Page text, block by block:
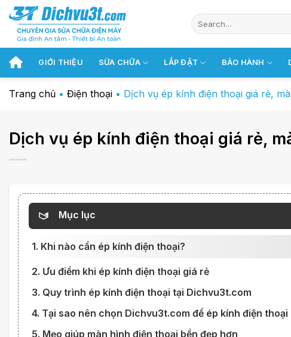
Chuyển
đến
dung
GIỚI THIỆU SỬA CHỮA LẮP ĐẶT BẢO HÀNH
Trang chủ • Điện thoại • Dịch vụ ép kính điện thoại giá rẻ,
Dịch vụ ép kính điện thoại giá rẻ,
Mục lục
1. Khi nào cần ép kính điện thoại?
2. Ưu điểm khi ép kính điện thoại giá rẻ
3. Quy trình ép kính điện thoại tại Dichvu3t.com
4. Tại sao nên chọn Dichvu3t.com để ép kính điện thoại
5. Mẹo giúp màn hình điện thoại bền đẹp hơn